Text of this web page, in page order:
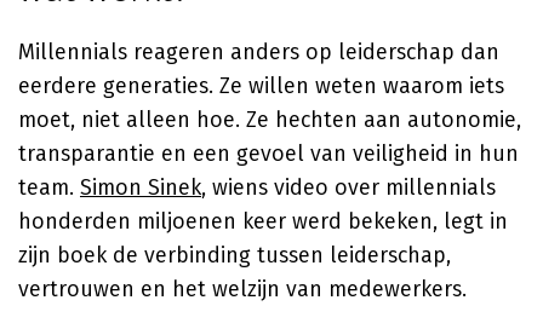
Millennials reageren anders op leiderschap dan
eerdere generaties. Ze willen weten waarom iets
moet, niet alleen hoe. Ze hechten aan autonomie,
transparantie en een gevoel van veiligheid in hun
team. Simon Sinek, wiens video over millennials
honderden miljoenen keer werd bekeken, legt in
zijn boek de verbinding tussen leiderschap,
vertrouwen en het welzijn van medewerkers.